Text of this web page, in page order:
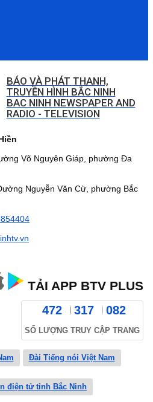
BÁO VÀ PHÁT THANH,
TRUYỀN HÌNH BẮC NINH
BAC NINH NEWSPAPER AND
RADIO - TELEVISION
Võ Nguyên Giáp, phường Đa
Văn Cừ, phường Bắc
TẢI APP BTV PLUS
472 317 082
SỐ LƯỢNG TRUY CẬP TRANG
Đài Tiếng nói Việt Nam
điện tử tỉnh Bắc Ninh